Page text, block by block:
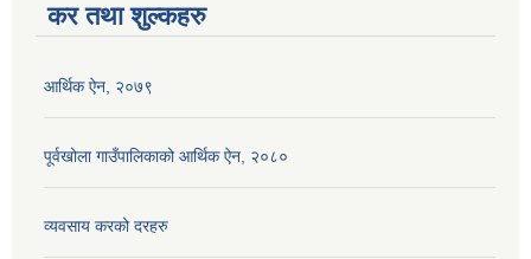
कर तथा शुल्कहरु
आर्थिक ऐन, २०७९
पूर्वखोला गाउँपालिकाको आर्थिक ऐन, २०८०
व्यवसाय करको दरहरु